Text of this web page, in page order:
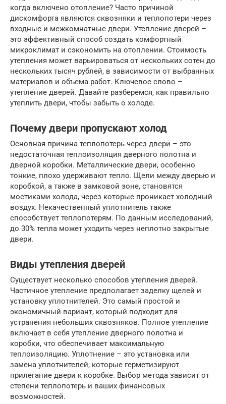
когда включено отопление? Часто причиной
дискомфорта являются сквозняки и теплопотери через
входные и межкомнатные двери. Утепление дверей –
это эффективный способ создать комфортный
микроклимат и сэкономить на отоплении. Стоимость
утепления может варьироваться от нескольких сотен до
нескольких тысяч рублей, в зависимости от выбранных
материалов и объема работ. Ключевое слово –
утепление дверей. Давайте разберемся, как правильно
утеплить двери, чтобы забыть о холоде.
Почему двери пропускают холод
Основная причина теплопотерь через двери – это
недостаточная теплоизоляция дверного полотна и
дверной коробки. Металлические двери, особенно
тонкие, плохо удерживают тепло. Щели между дверью и
коробкой, а также в замковой зоне, становятся
мостиками холода, через которые проникает холодный
воздух. Некачественный уплотнитель также
способствует теплопотерям. По данным исследований,
до 30% тепла может уходить через неплотно закрытые
двери.
Виды утепления дверей
Существует несколько способов утепления дверей.
Частичное утепление предполагает заделку щелей и
установку уплотнителей. Это самый простой и
экономичный вариант, который подходит для
устранения небольших сквозняков. Полное утепление
включает в себя утепление дверного полотна и
коробки, что обеспечивает максимальную
теплоизоляцию. Уплотнение – это установка или
замена уплотнителей, которые герметизируют
прилегание двери к коробке. Выбор метода зависит от
степени теплопотерь и ваших финансовых
возможностей.